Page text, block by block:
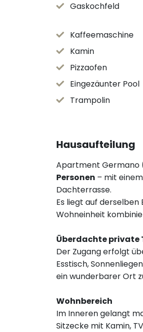
Gaskochfeld
Kaffeemaschine
Kamin
Pizzaofen
Eingezäunter Pool
Trampolin
Hausaufteilung
Apartment Germano
Personen – mit
Dachterrasse.
Es liegt auf
Wohneinheit
Überdachte private
Der Zugang erfolgt
Esstisch,
ein wunderbarer Ort
Wohnbereich
Im Inneren gelangt
Sitzecke mit Kamin,